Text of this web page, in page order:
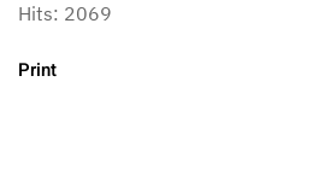
Hits: 2069
Print